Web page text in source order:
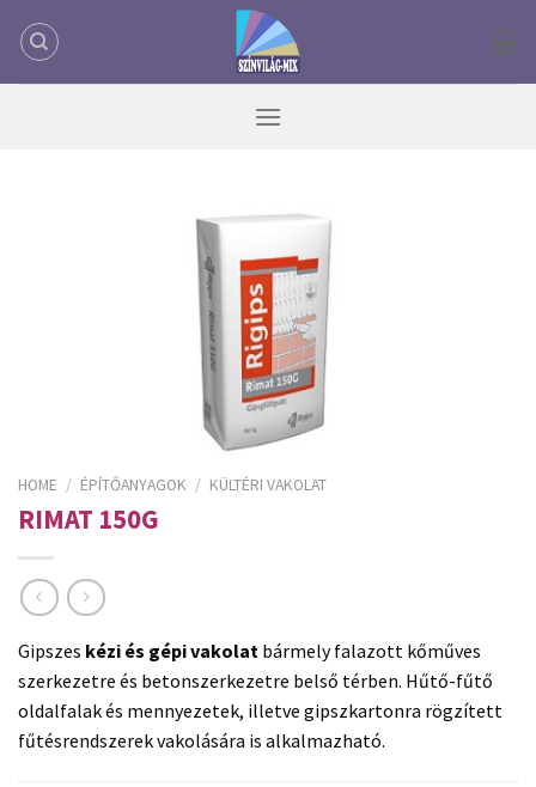
HOME / ÉPÍTŐANYAGOK / KÜLTÉRI VAKOLAT
RIMAT 150G
Gipszes kézi és gépi vakolat bármely falazott kőműves
szerkezetre és betonszerkezetre belső térben. Hűtő-fűtő
oldalfalak és mennyezetek, illetve gipszkartonra rögzített
fűtésrendszerek vakolására is alkalmazható.